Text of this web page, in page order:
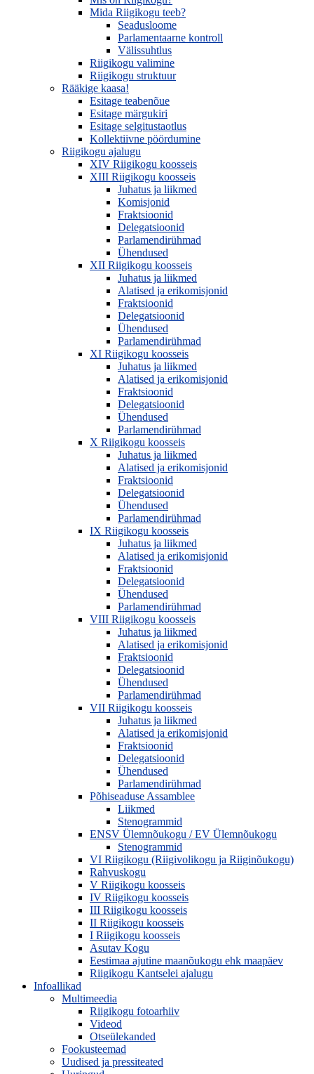
Mida Riigikogu teeb?
Seadusloome
Parlamentaarne kontroll
Välissuhtlus
Riigikogu valimine
Riigikogu struktuur
Rääkige kaasa!
Esitage teabenõue
Esitage märgukiri
Esitage selgitustaotlus
Kollektiivne pöördumine
Riigikogu ajalugu
XIV Riigikogu koosseis
XIII Riigikogu koosseis
Juhatus ja liikmed
Komisjonid
Fraktsioonid
Delegatsioonid
Parlamendirühmad
Ühendused
XII Riigikogu koosseis
Juhatus ja liikmed
Alatised ja erikomisjonid
Fraktsioonid
Delegatsioonid
Ühendused
Parlamendirühmad
XI Riigikogu koosseis
Juhatus ja liikmed
Alatised ja erikomisjonid
Fraktsioonid
Delegatsioonid
Ühendused
Parlamendirühmad
X Riigikogu koosseis
Juhatus ja liikmed
Alatised ja erikomisjonid
Fraktsioonid
Delegatsioonid
Ühendused
Parlamendirühmad
IX Riigikogu koosseis
Juhatus ja liikmed
Alatised ja erikomisjonid
Fraktsioonid
Delegatsioonid
Ühendused
Parlamendirühmad
VIII Riigikogu koosseis
Juhatus ja liikmed
Alatised ja erikomisjonid
Fraktsioonid
Delegatsioonid
Ühendused
Parlamendirühmad
VII Riigikogu koosseis
Juhatus ja liikmed
Alatised ja erikomisjonid
Fraktsioonid
Delegatsioonid
Ühendused
Parlamendirühmad
Põhiseaduse Assamblee
Liikmed
Stenogrammid
ENSV Ülemnõukogu / EV Ülemnõukogu
Stenogrammid
VI Riigikogu (Riigivolikogu ja Riiginõukogu)
Rahvuskogu
V Riigikogu koosseis
IV Riigikogu koosseis
III Riigikogu koosseis
II Riigikogu koosseis
I Riigikogu koosseis
Asutav Kogu
Eestimaa ajutine maanõukogu ehk maapäev
Riigikogu Kantselei ajalugu
Infoallikad
Multimeedia
Riigikogu fotoarhiiv
Videod
Otseülekanded
Fookusteemad
Uudised ja pressiteated